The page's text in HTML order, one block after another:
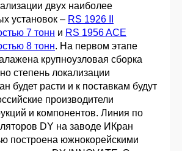
двух наиболее
установок – RS 1926 II
7 тонн и RS 1956 ACE
8 тонн. На первом этапе
крупноузловая сборка
степень локализации
будет расти и к поставкам будут
производители
и компонентов. Линия по
DY на заводе ИКран
построена южнокорейскими